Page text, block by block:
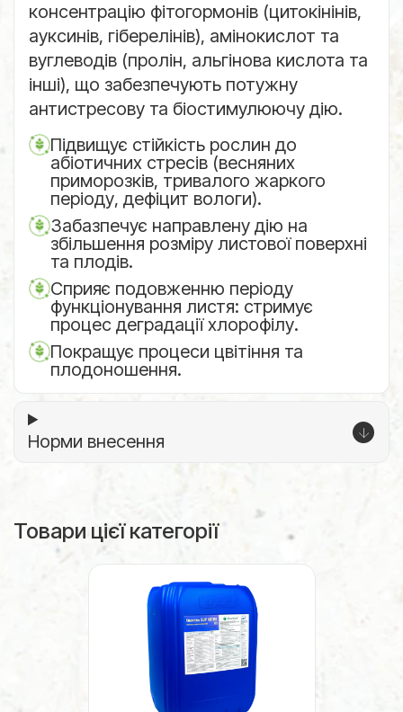
консентрацію фітогормонів (цитокінінів,
ауксинів, гіберелінів), амінокислот та
вуглеводів (пролін, альгінова кислота та
інші), що забезпечують потужну
антистресову та біостимулюючу дію.
Підвищує стійкість рослин до
абіотичних стресів (весняних
приморозків, тривалого жаркого
періоду, дефіцит вологи).
Забазпечує направлену дію на
збільшення розміру листової поверхні
та плодів.
Сприяє подовженню періоду
функціонування листя: стримує
процес деградації хлорофілу.
Покращує процеси цвітіння та
плодоношення.
Норми внесення
Товари цієї категорії